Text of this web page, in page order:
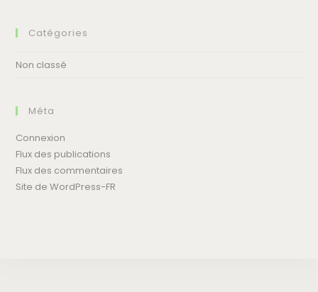
Catégories
Non classé
Méta
Connexion
Flux des publications
Flux des commentaires
Site de WordPress-FRSATISFACTION GARANTIE